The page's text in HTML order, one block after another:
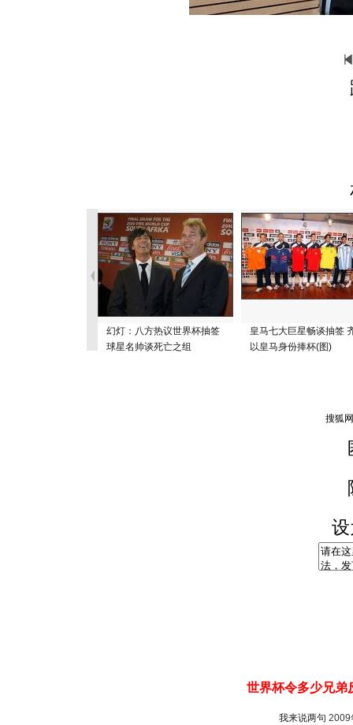
幻灯：八方热议世界杯抽签
球星名帅谈死亡之组
皇马七大巨星畅谈抽签
以皇马身份捧杯(图)
世界杯令多少兄弟
我来说两句 2009